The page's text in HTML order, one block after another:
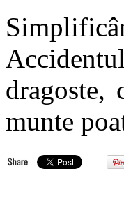
munte